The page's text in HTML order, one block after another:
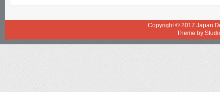
Copyright © 2017 Japan
Theme by